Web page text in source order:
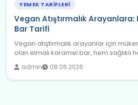
YEMEK TARIFLERI
Vegan Atıştırmalık Arayanlara:
Bar Tarifi
Vegan atıştırmalık arayanlar için
olan elmalı karamel bar, hem sağlıklı
admin 08.06.2026